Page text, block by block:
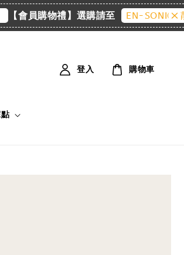
員購物禮】選購請至 EN-SONIC 精品館
登入 購物車